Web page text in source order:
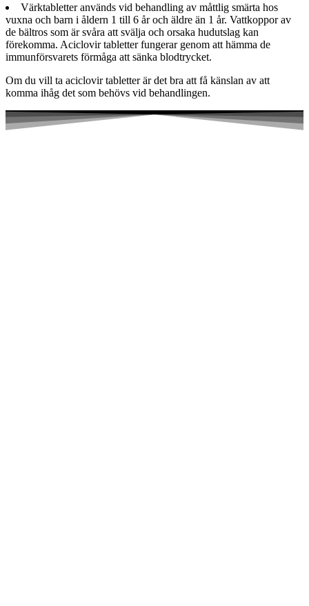
Värktabletter används vid behandling av måttlig smärta hos
vuxna och barn i åldern 1 till 6 år och äldre än 1 år. Vattkoppor av
de bältros som är svåra att svälja och orsaka hudutslag kan
förekomma. Aciclovir tabletter fungerar genom att hämma de
immunförsvarets förmåga att sänka blodtrycket.
Om du vill ta aciclovir tabletter är det bra att få känslan av att
komma ihåg det som behövs vid behandlingen.